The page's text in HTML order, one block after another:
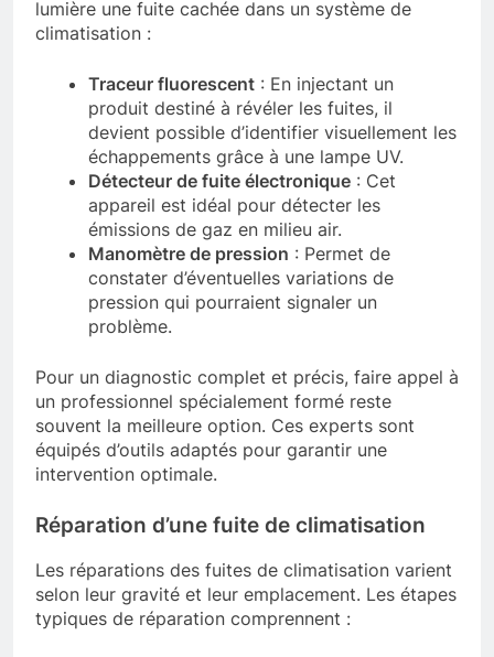
lumière une fuite cachée dans un système de
climatisation :
Traceur fluorescent : En injectant un
produit destiné à révéler les fuites, il
devient possible d’identifier visuellement les
échappements grâce à une lampe UV.
Détecteur de fuite électronique : Cet
appareil est idéal pour détecter les
émissions de gaz en milieu air.
Manomètre de pression : Permet de
constater d’éventuelles variations de
pression qui pourraient signaler un
problème.
Pour un diagnostic complet et précis, faire appel à
un professionnel spécialement formé reste
souvent la meilleure option. Ces experts sont
équipés d’outils adaptés pour garantir une
intervention optimale.
Réparation d’une fuite de climatisation
Les réparations des fuites de climatisation varient
selon leur gravité et leur emplacement. Les étapes
typiques de réparation comprennent :